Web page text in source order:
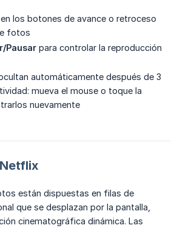
en los botones de avance o retroceso
fotos
Pausar para controlar la reproducción
automáticamente después de 3
mueva el mouse o toque la
nuevamente
están dispuestas en filas de
que se desplazan por la pantalla,
cinematográfica dinámica. Las